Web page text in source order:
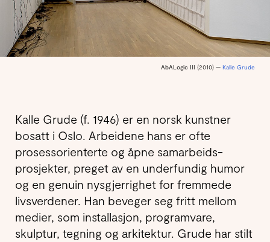
AbALogic III (2010) — Kalle Grude
Kalle Grude (f. 1946) er en norsk kunstner
bosatt i Oslo. Arbeidene hans er ofte
prosess­orienterte og åpne sam­arbeids­
prosjekter, preget av en under­fundig humor
og en genuin nysgjerrighet for fremmede
livsverdener. Han beveger seg fritt mellom
medier, som installasjon, program­vare,
skulptur, tegning og arkitektur. Grude har stilt